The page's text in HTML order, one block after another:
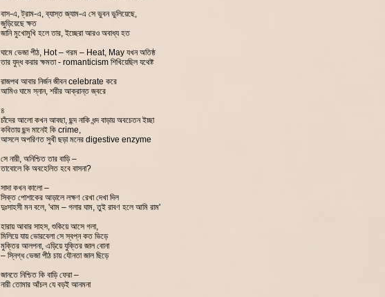
বাস-এ, ট্রাম-এ, ব্যাস্ত জ্যাম-এ সে ভুবন ভুলিয়েছে,
জুড়িয়েছে ক্ষত
জানি মুখোমুখি হলে তার, ইচ্ছেরা আরও অবাধ্য হত
ঘামে ভেজা পীঠ, Hot – গরম – Heat, May যখন অতিষ্ঠ
তার যুদ্ধ করার ক্ষমতা - romanticism শিখিয়েছিল যথেষ্ট
রাজপথ আবার নির্জন জীবন celebrate করে
আমিও ঘামে স্নান, শরীর আক্রান্ত জ্বরে
৪
চাঁদের আলো কখন আবছা, ছন্দ নাকি ধন্দ বাড়ায় অবচেতন ইচ্ছা
কবিতায় ছন্দ মানেই কি crime,
আসলে অপরিণত সুখী ছড়া মনের digestive enzyme
সে নারী, অনিশ্চিত তার বাড়ি –
তাবোলে কি অবহেলিত হবে বাসনা?
সাদা কখন কালো –
সিক্ত পোশাকের আড়ালে লক্ষণ রেখা দেখা দিল
দুঃসাহসী মন বলে, 'থাম – গলার ঘাম, তুই রাবণ হলে আমি রাম'
হারায় আবার সাহস, শুকিয়ে আসে গলা,
মিলিয়ে যায় ভোরবেলা সে স্বপ্ন কত ভিড়ে
মুক্তির আলপনা, এড়িয়ে যুক্তির জাল বোনা
– স্নিগ্ধ ভেজা পীঠ চায় যৌনতা জাল ছিড়ে
জানতে নিশ্চিত কি বাড়ি ফেরা –
নারী তোমার আঁচল যে বড়ই আনমনা